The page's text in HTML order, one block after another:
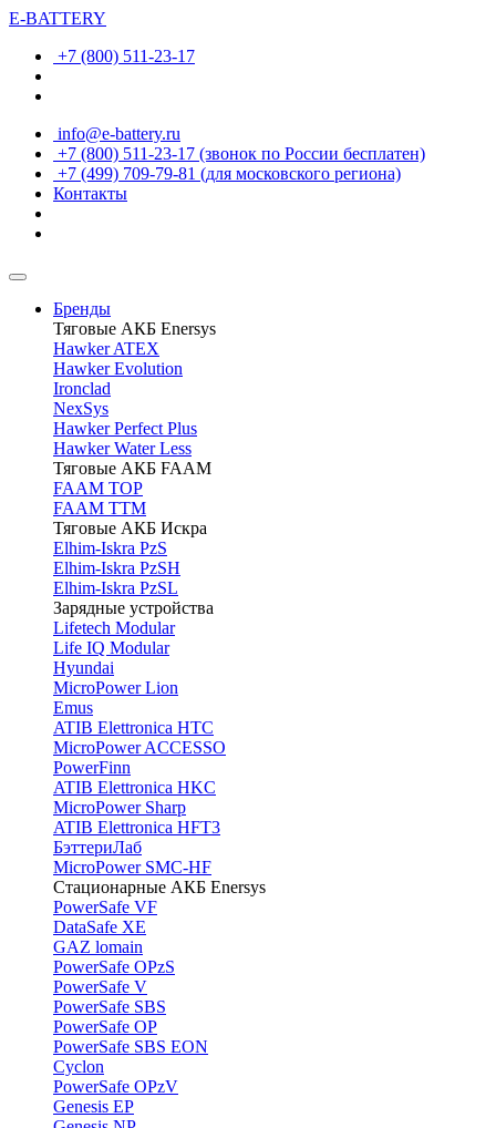
E-BATTERY
+7 (800) 511-23-17
info@e-battery.ru
+7 (800) 511-23-17 (звонок по России бесплатен)
+7 (499) 709-79-81 (для московского региона)
Контакты
Бренды
Тяговые АКБ Enersys
Hawker ATEX
Hawker Evolution
Ironclad
NexSys
Hawker Perfect Plus
Hawker Water Less
Тяговые АКБ FAAM
FAAM TOP
FAAM TTM
Тяговые АКБ Искра
Elhim-Iskra PzS
Elhim-Iskra PzSH
Elhim-Iskra PzSL
Зарядные устройства
Lifetech Modular
Life IQ Modular
Hyundai
MicroPower Lion
Emus
ATIB Elettronica HTC
MicroPower ACCESSO
PowerFinn
ATIB Elettronica HKC
MicroPower Sharp
ATIB Elettronica HFT3
БэттериЛаб
MicroPower SMC-HF
Стационарные АКБ Enersys
PowerSafe VF
DataSafe XE
GAZ lomain
PowerSafe OPzS
PowerSafe V
PоwerSafe SBS
PowerSafe OP
PоwerSafe SBS EON
Cyclon
PowerSafe OPzV
Genesis EP